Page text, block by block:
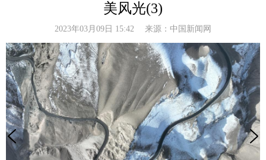
美风光(3)
2023年03月09日 15:42 来源： 中国新闻网